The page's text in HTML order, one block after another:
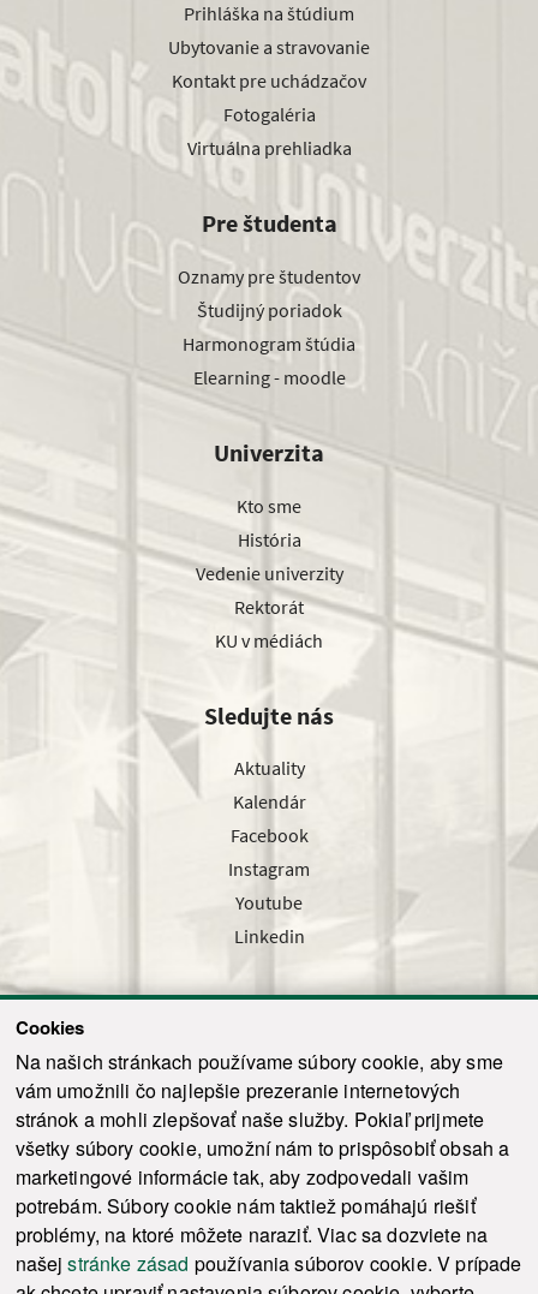
Cookies
Na našich stránkach používame súbory cookie, aby sme
vám umožnili čo najlepšie prezeranie internetových
stránok a mohli zlepšovať naše služby. Pokiaľ prijmete
všetky súbory cookie, umožní nám to prispôsobiť obsah a
marketingové informácie tak, aby zodpovedali vašim
potrebám. Súbory cookie nám taktiež pomáhajú riešiť
problémy, na ktoré môžete naraziť. Viac sa dozviete na
našejstránke zásad používania súborov cookie. V prípade
Prihláška na štúdium
Ubytovanie a stravovanie
Kontakt pre uchádzačov
Fotogaléria
Virtuálna prehliadka
Pre študenta
Oznamy pre študentov
Študijný poriadok
Harmonogram štúdia
Elearning - moodle
Univerzita
Kto sme
História
Vedenie univerzity
Rektorát
KU v médiách
Sledujte nás
Aktuality
Kalendár
Facebook
Instagram
Youtube
Linkedin
Odoslať
© 2021-2026 ku.sk. Všetky práva vyhradené. | Ochrana osobných údajov